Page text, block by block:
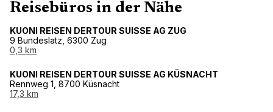
Reisebüros in der Nähe
KUONI REISEN DERTOUR SUISSE AG ZUG
9 Bundeslatz, 6300 Zug
0,3 km
KUONI REISEN DERTOUR SUISSE AG KÜSNACHT
Rennweg 1, 8700 Küsnacht
17,3 km